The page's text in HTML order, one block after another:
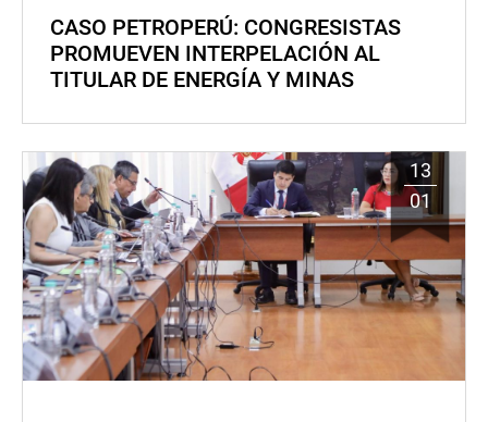
CASO PETROPERÚ: CONGRESISTAS
PROMUEVEN INTERPELACIÓN AL
TITULAR DE ENERGÍA Y MINAS
13
01